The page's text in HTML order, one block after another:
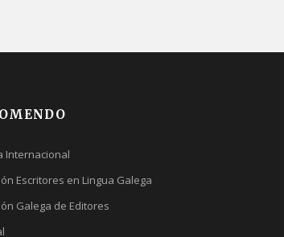
Internacional
Escritores en Lingua Galega
Galega de Editores